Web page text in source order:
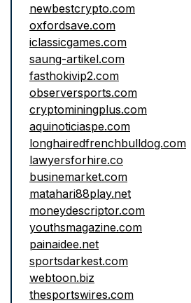
newbestcrypto.com
oxfordsave.com
iclassicgames.com
saung-artikel.com
fasthokivip2.com
observersports.com
cryptominingplus.com
aquinoticiaspe.com
longhairedfrenchbulldog.com
lawyersforhire.co
businemarket.com
matahari88play.net
moneydescriptor.com
youthsmagazine.com
painaidee.net
sportsdarkest.com
webtoon.biz
thesportswires.com